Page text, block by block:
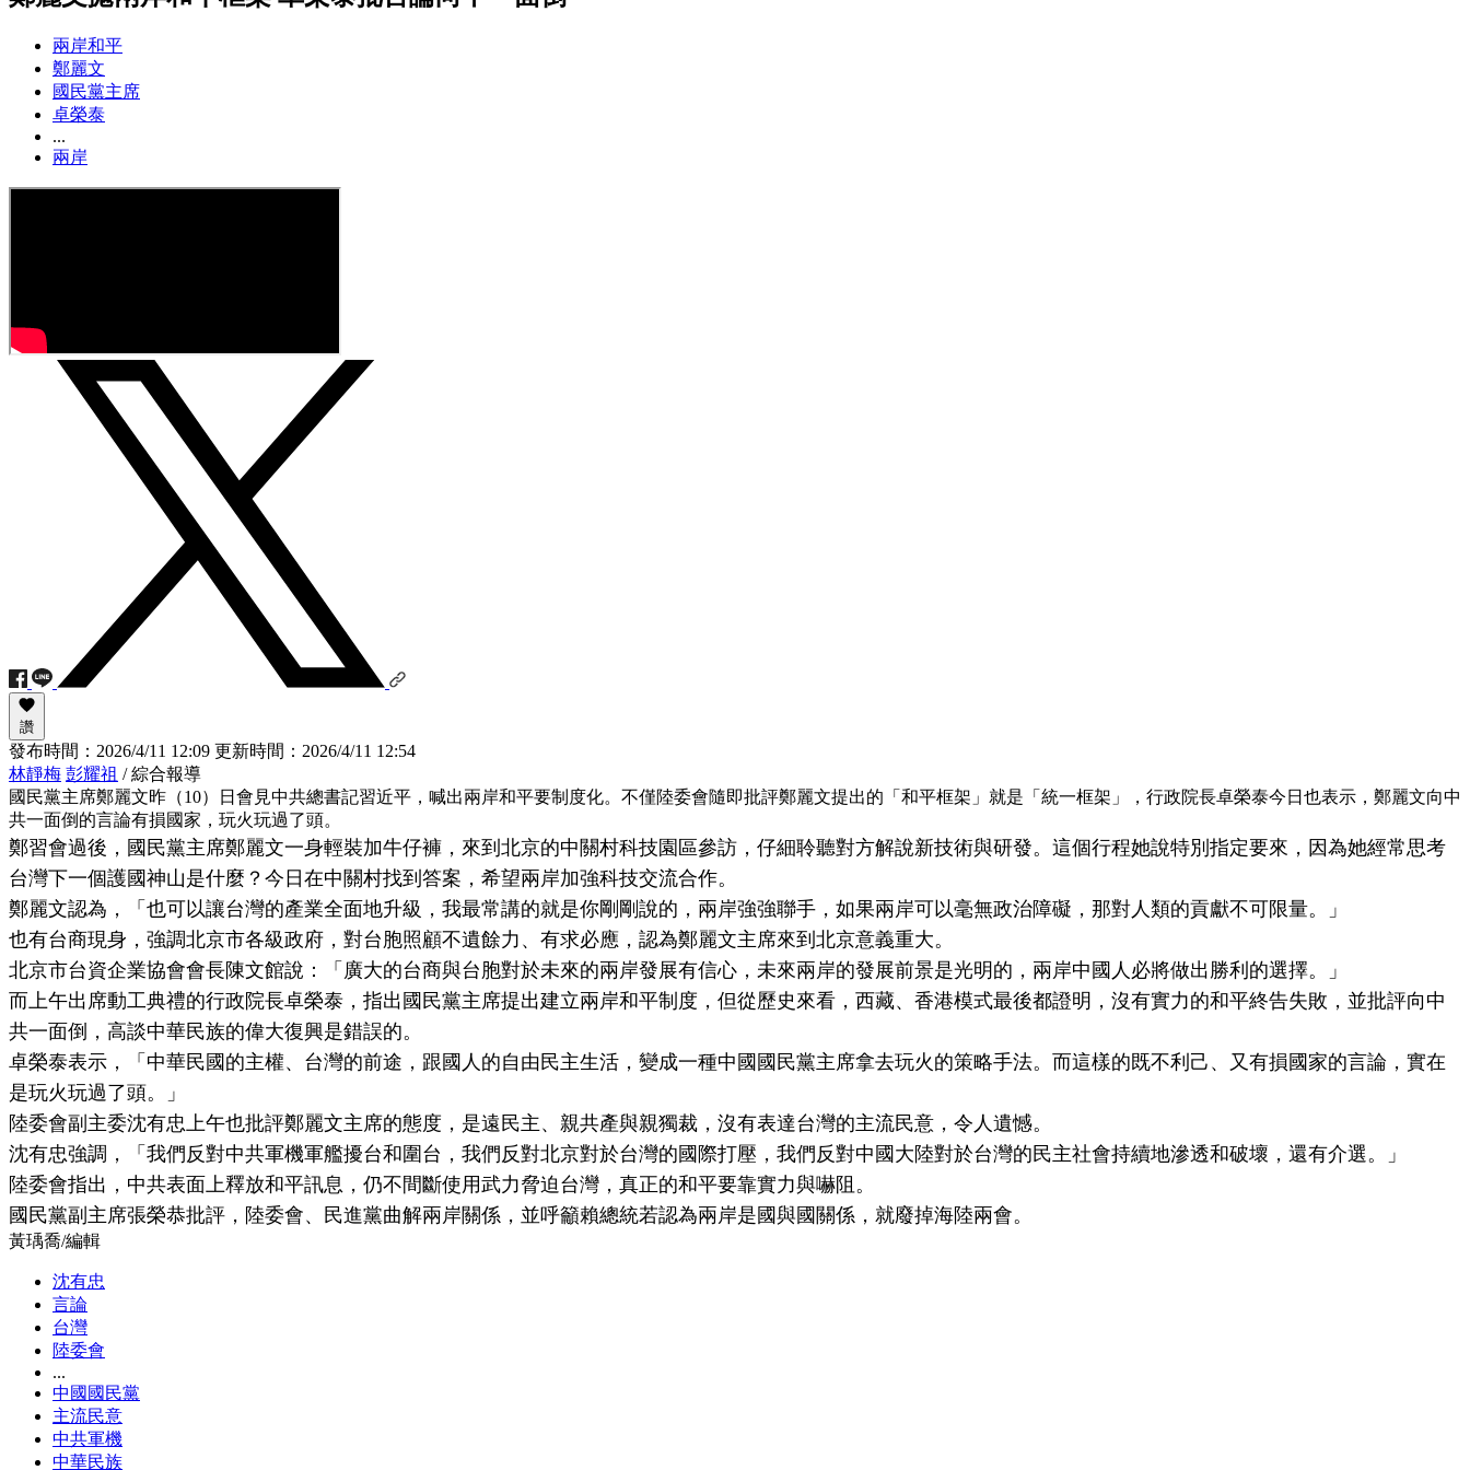
兩岸和平
鄭麗文
國民黨主席
卓榮泰
...
兩岸
讚
發布時間： 2026/4/11 12:09 更新時間： 2026/4/11 12:54
林靜梅 彭耀祖 / 綜合報導
國民黨主席鄭麗文昨（10）日會見中共總書記習近平，喊出兩岸和平要制度化。不僅陸委會隨即批評鄭麗文提出的「和平框架」就是「統一框架」，行政院長卓榮泰今日也表示，鄭麗文向中
共一面倒的言論有損國家，玩火玩過了頭。
鄭習會過後，國民黨主席鄭麗文一身輕裝加牛仔褲，來到北京的中關村科技園區參訪，仔細聆聽對方解說新技術與研發。這個行程她說特別指定要來，因為她經常思考
台灣下一個護國神山是什麼？今日在中關村找到答案，希望兩岸加強科技交流合作。
鄭麗文認為，「也可以讓台灣的產業全面地升級，我最常講的就是你剛剛說的，兩岸強強聯手，如果兩岸可以毫無政治障礙，那對人類的貢獻不可限量。」
也有台商現身，強調北京市各級政府，對台胞照顧不遺餘力、有求必應，認為鄭麗文主席來到北京意義重大。
北京市台資企業協會會長陳文館說：「廣大的台商與台胞對於未來的兩岸發展有信心，未來兩岸的發展前景是光明的，兩岸中國人必將做出勝利的選擇。」
而上午出席動工典禮的行政院長卓榮泰，指出國民黨主席提出建立兩岸和平制度，但從歷史來看，西藏、香港模式最後都證明，沒有實力的和平終告失敗，並批評向中
共一面倒，高談中華民族的偉大復興是錯誤的。
卓榮泰表示，「中華民國的主權、台灣的前途，跟國人的自由民主生活，變成一種中國國民黨主席拿去玩火的策略手法。而這樣的既不利己、又有損國家的言論，實在
是玩火玩過了頭。」
陸委會副主委沈有忠上午也批評鄭麗文主席的態度，是遠民主、親共產與親獨裁，沒有表達台灣的主流民意，令人遺憾。
沈有忠強調，「我們反對中共軍機軍艦擾台和圍台，我們反對北京對於台灣的國際打壓，我們反對中國大陸對於台灣的民主社會持續地滲透和破壞，還有介選。」
陸委會指出，中共表面上釋放和平訊息，仍不間斷使用武力脅迫台灣，真正的和平要靠實力與嚇阻。
國民黨副主席張榮恭批評，陸委會、民進黨曲解兩岸關係，並呼籲賴總統若認為兩岸是國與國關係，就廢掉海陸兩會。
黃瑀喬/編輯
沈有忠
言論
台灣
陸委會
...
中國國民黨
主流民意
中共軍機
中華民族